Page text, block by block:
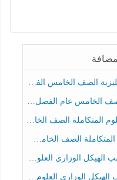
الدراسي الثالث 2025-2026
الصف الخامس عام الفصل الثالث
الخامس انسبير الفصل الثالث